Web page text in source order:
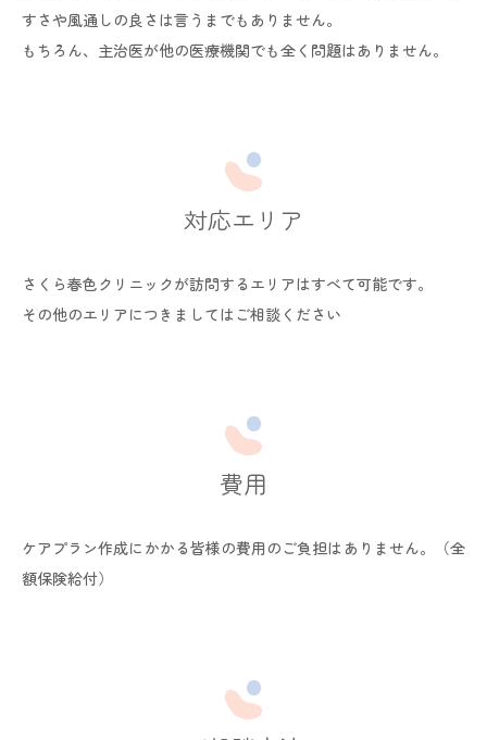
すさや風通しの良さは言うまでもありません。
もちろん、主治医が他の医療機関でも全く問題はありません。
対応エリア
さくら春色クリニックが訪問するエリアはすべて可能です。
その他のエリアにつきましてはご相談ください
費用
ケアプラン作成にかかる皆様の費用のご負担はありません。（全
額保険給付）